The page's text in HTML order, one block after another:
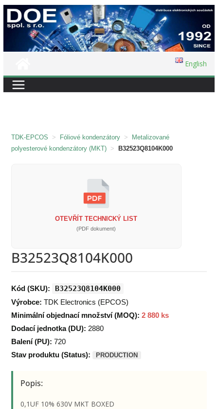
Přeskočit
na
English
TDK-EPCOS > Fóliové kondenzátory >
Metalizované
polyesterové kondenzátory (MKT) > B32523Q8104K000
OTEVŘÍT TECHNICKÝ LIST
(PDF dokument)
B32523Q8104K000
Kód (SKU): B32523Q8104K000
Výrobce: TDK Electronics (EPCOS)
Minimální objednací množství (MOQ): 2 880 ks
Dodací jednotka (DU): 2880
Balení (PU): 720
Stav produktu (Status):
PRODUCTION
Popis:
0,1UF 10% 630V MKT BOXED